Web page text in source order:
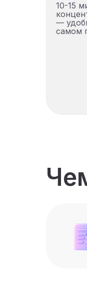
10-15
—
самом